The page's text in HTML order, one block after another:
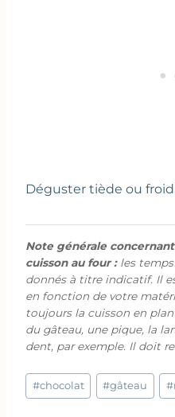
Déguster tiède ou
Note générale
cuisson au four :les temps
donnés à titre indicatif. Il
en fonction de votre
toujours la cuisson en
du gâteau, une pique, la
dent, par exemple. Il doit
Étiquettes
de
#chocolat #gâteau #